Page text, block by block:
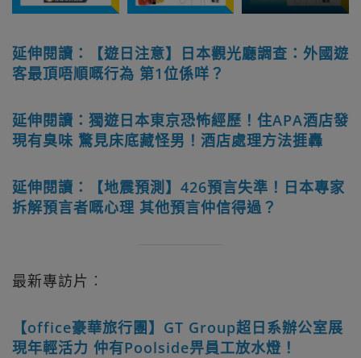
延伸閱讀：【遊日注意】日本觀光廳調查：外國遊
客最頂唔順嘅行為 第1位係咩？
延伸閱讀：獨遊日本東京恐怖經歷！住APA酒店發
現有臭味 驚見床底藏怪男！酒店處理方法捱轟
延伸閱讀：【地震預測】426預言失準！日本專家
拆解預言者嘅心理 其他預言仲信得過？
最新專訪片︰
【office豪華旅行團】GT Group超日系辦公室展
現年輕活力 仲有Poolside畀員工放水燈！